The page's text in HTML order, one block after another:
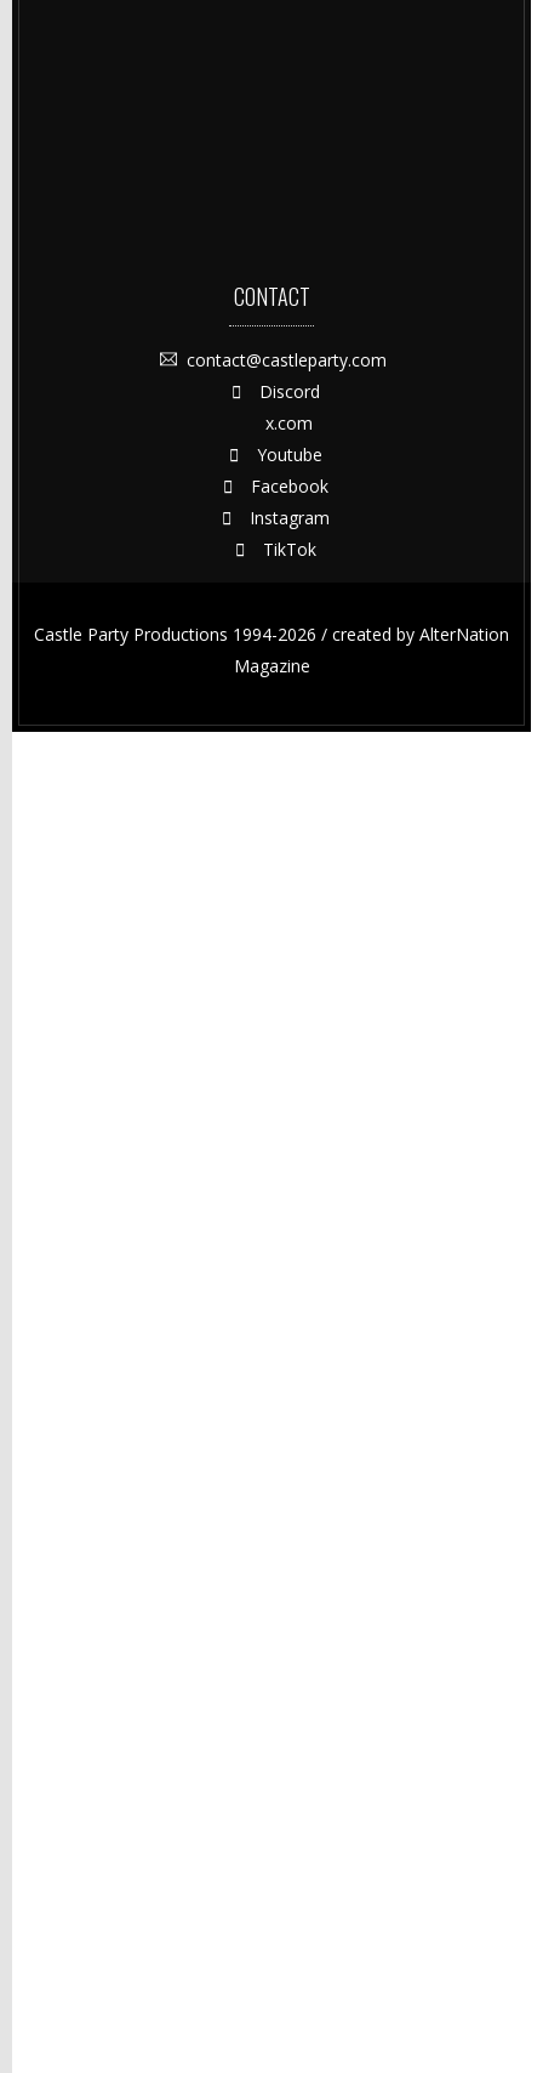
CONTACT
contact@castleparty.com
Discord
x.com
Youtube
Facebook
Instagram
TikTok
Castle Party Productions 1994-2026 / created by AlterNation
Magazine